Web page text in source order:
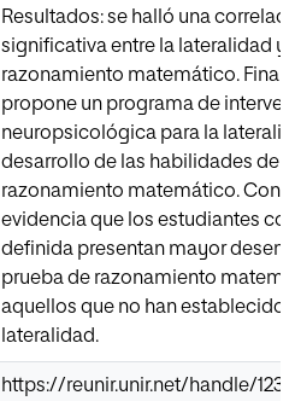
Resultados: se halló una
significativa entre la lateralidad y
razonamiento matemático.
propone un programa de
neuropsicológica para la
desarrollo de las habilidades del
razonamiento matemático.
evidencia que los estudiantes
definida presentan mayor
prueba de razonamiento
aquellos que no han establecido
lateralidad.
https://reunir.unir.net/handle/